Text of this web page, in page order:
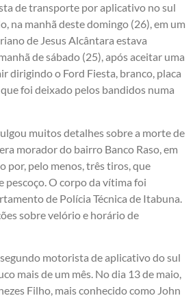
de transporte por aplicativo no sul
na manhã deste domingo (26), em um
de Jesus Alcântara estava
de sábado (25), após aceitar uma
dirigindo o Ford Fiesta, branco, placa
foi deixado pelos bandidos numa
muitos detalhes sobre a morte de
morador do bairro Banco Raso, em
por, pelo menos, três tiros, que
pescoço. O corpo da vítima foi
de Polícia Técnica de Itabuna.
sobre velório e horário de
motorista de aplicativo do sul
mais de um mês. No dia 13 de maio,
Filho, mais conhecido como John